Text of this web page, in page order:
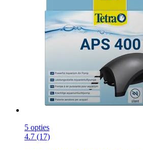
5 opties
4.7 (17)